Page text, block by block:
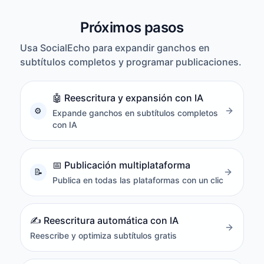
Próximos pasos
Usa SocialEcho para expandir ganchos en
subtítulos completos y programar publicaciones.
🤖 Reescritura y expansión con IA
Expande ganchos en subtítulos completos
con IA
📅 Publicación multiplataforma
Publica en todas las plataformas con un clic
✍️ Reescritura automática con IA
Reescribe y optimiza subtítulos gratis